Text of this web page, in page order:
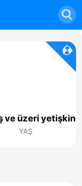
ve üzeri yetişkin
YAŞ